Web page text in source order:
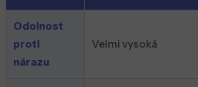
Odolnost
proti
nárazu
Velmi vysoká